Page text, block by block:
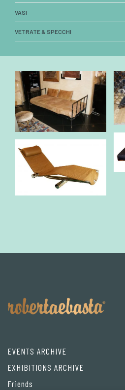
VASI
VETRATE & SPECCHI
EVENTS ARCHIVE
EXHIBITIONS ARCHIVE
Friends